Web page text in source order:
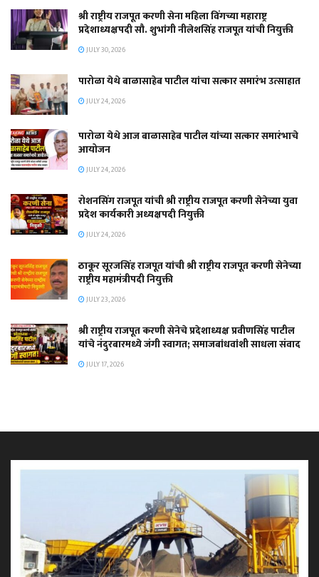
श्री राष्ट्रीय राजपूत करणी सेना महिला विंगच्या महाराष्ट्र
प्रदेशाध्यक्षपदी सौ. शुभांगी नीलेशसिंह राजपूत यांची नियुक्ती
JULY 30, 2026
पारोळा येथे बाळासाहेब पाटील यांचा सत्कार समारंभ उत्साहात
JULY 24, 2026
पारोळा येथे आज बाळासाहेब पाटील यांच्या सत्कार समारंभाचे
आयोजन
JULY 24, 2026
रोशनसिंग राजपूत यांची श्री राष्ट्रीय राजपूत करणी सेनेच्या युवा
प्रदेश कार्यकारी अध्यक्षपदी नियुक्ती
JULY 24, 2026
ठाकूर सूरजसिंह राजपूत यांची श्री राष्ट्रीय राजपूत करणी सेनेच्या
राष्ट्रीय महामंत्रीपदी नियुक्ती
JULY 23, 2026
श्री राष्ट्रीय राजपूत करणी सेनेचे प्रदेशाध्यक्ष प्रवीणसिंह पाटील
यांचे नंदुरबारमध्ये जंगी स्वागत; समाजबांधवांशी साधला संवाद
JULY 17, 2026